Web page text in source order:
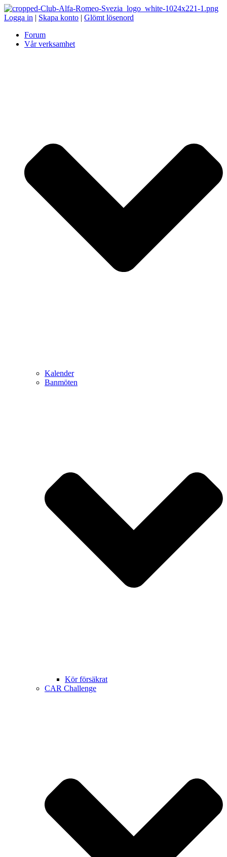
Logga in | Skapa konto | Glömt lösenord
Forum
Vår verksamhet
Kalender
Banmöten
Kör försäkrat
CAR Challenge